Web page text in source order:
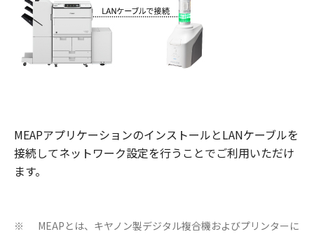
MEAPアプリケーションのインストールとLANケーブルを
接続してネットワーク設定を行うことでご利用いただけ
ます。
※
MEAPとは、キヤノン製デジタル複合機およびプリンターに